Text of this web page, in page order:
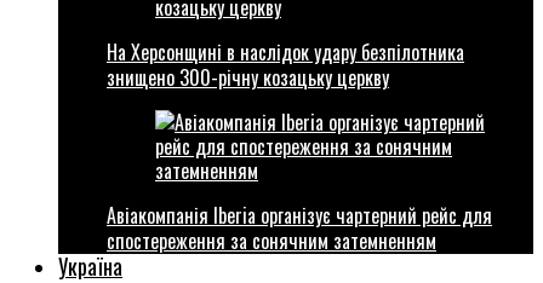
На Херсонщині в наслідок удару безпілотника
знищено 300-річну козацьку церкву
Авіакомпанія Iberia організує чартерний рейс для
спостереження за сонячним затемненням
Україна